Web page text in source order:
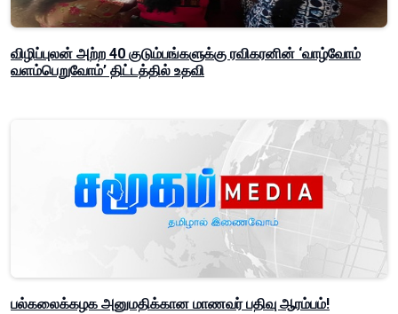
விழிப்புலன் அற்ற 40 குடும்பங்களுக்கு ரவிகரனின் ‘வாழ்வோம்
வளம்பெறுவோம்’ திட்டத்தில் உதவி
பல்கலைக்கழக அனுமதிக்கான மாணவர் பதிவு ஆரம்பம்!